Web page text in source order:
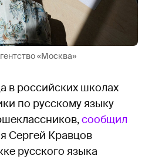
«Москва»
в российских школах
по русскому языку
сообщил
Сергей Кравцов
русского языка